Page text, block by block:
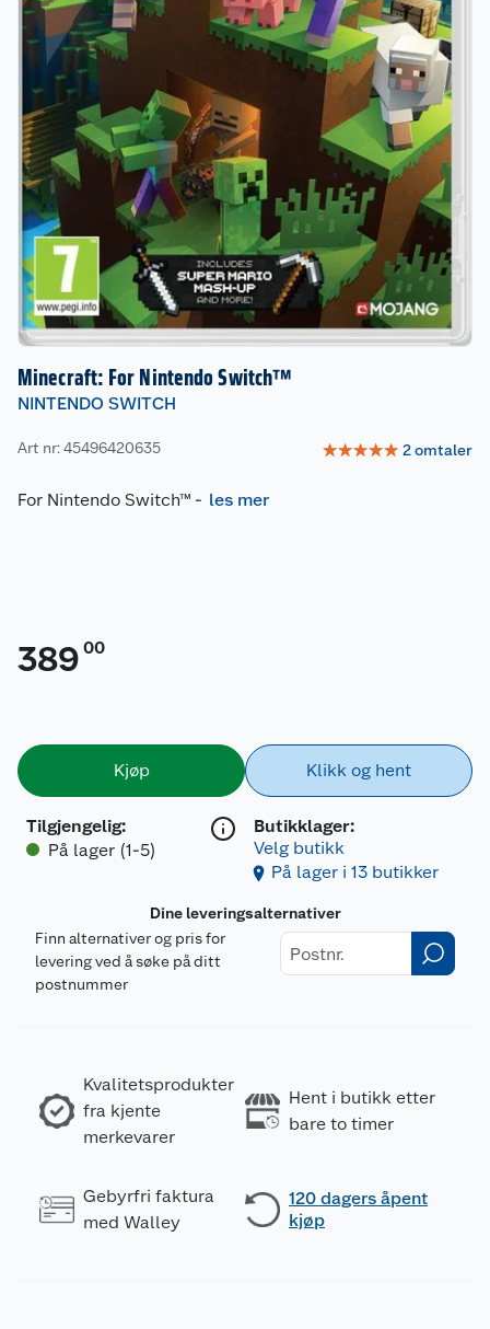
Minecraft: For Nintendo Switch™
NINTENDO SWITCH
Art nr: 45496420635 ☆☆☆☆☆ 2omtaler
For Nintendo Switch™ - les mer
389 00
Kjøp
Tilgjengelig:
På lager (1-5)
Klikk og hent
Butikklager:
Velg butikk
På lager i 13 butikker
Dine leveringsalternativer
Finn alternativer og pris for
levering ved å søke på ditt
postnummer
Kvalitetsprodukter
fra kjente
merkevarer
Hent i butikk etter
bare to timer
Gebyrfri faktura
med Walley
120 dagers åpent
kjøp